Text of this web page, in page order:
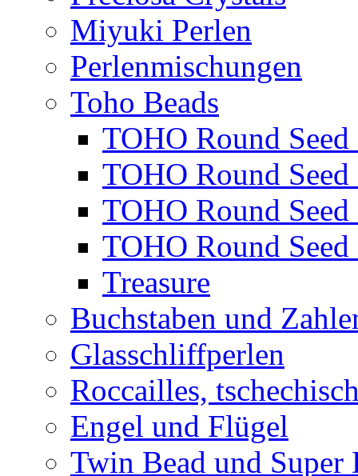
Miyuki Perlen
Perlenmischungen
Toho Beads
TOHO Round Seed
TOHO Round Seed
TOHO Round Seed
TOHO Round Seed
Treasure
Buchstaben und
Glasschliffperlen
Roccailles,
Engel und Flügel
Twin Bead und Super